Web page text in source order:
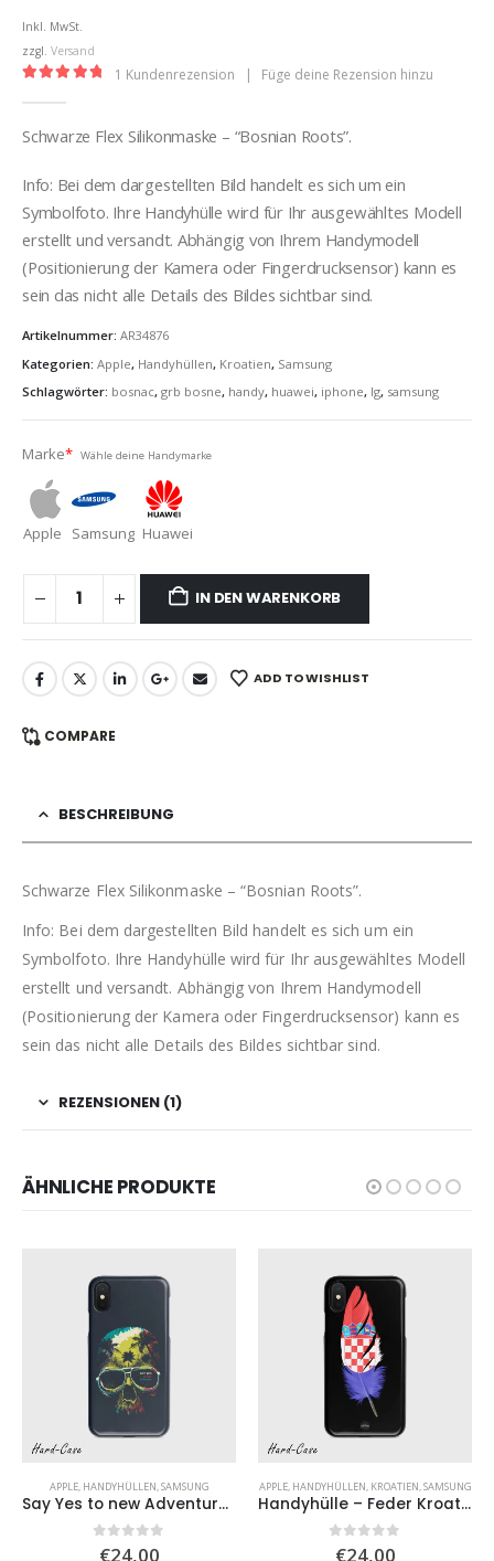
Inkl. MwSt.
zzgl. Versand
1 Kundenrezension | Füge deine Rezension hinzu
Schwarze Flex Silikonmaske – “Bosnian Roots”.
Info: Bei dem dargestellten Bild handelt es sich um ein
Symbolfoto. Ihre Handyhülle wird für Ihr ausgewähltes Modell
erstellt und versandt. Abhängig von Ihrem Handymodell
(Positionierung der Kamera oder Fingerdrucksensor) kann es
sein das nicht alle Details des Bildes sichtbar sind.
Artikelnummer: AR34876
Kategorien: Apple, Handyhüllen, Kroatien, Samsung
Schlagwörter: bosnac, grb bosne, handy, huawei, iphone, lg, samsung
Marke* Wähle deine Handymarke
Apple Samsung Huawei
IN DEN WARENKORB
ADD TO WISHLIST
COMPARE
BESCHREIBUNG
Schwarze Flex Silikonmaske – “Bosnian Roots”.
Info: Bei dem dargestellten Bild handelt es sich um ein
Symbolfoto. Ihre Handyhülle wird für Ihr ausgewähltes Modell
erstellt und versandt. Abhängig von Ihrem Handymodell
(Positionierung der Kamera oder Fingerdrucksensor) kann es
sein das nicht alle Details des Bildes sichtbar sind.
REZENSIONEN (1)
ÄHNLICHE PRODUKTE
APPLE, HANDYHÜLLEN,SAMSUNG
Say Yes to new Adventures
0von 5
€24,00
APPLE, HANDYHÜLLEN, KROATIEN,SAMSUNG
Handyhülle – Feder Kroatien
0von 5
€24,00